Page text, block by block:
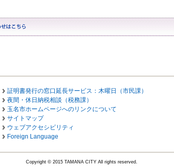
証明書発行の窓口延長サービス：木曜日（市民課）
夜間・休日納税相談（税務課）
玉名市ホームページへのリンクについて
サイトマップ
ウェブアクセシビリティ
Foreign Language
Copyright © 2015 TAMANA CITY All rights reserved.